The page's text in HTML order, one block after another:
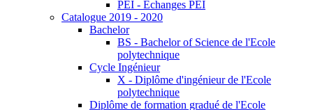
PEI - Echanges PEI
Catalogue 2019 - 2020
Bachelor
BS - Bachelor of Science de l'Ecole
polytechnique
Cycle Ingénieur
X - Diplôme d'ingénieur de l'Ecole
polytechnique
Diplôme de formation gradué de l'Ecole